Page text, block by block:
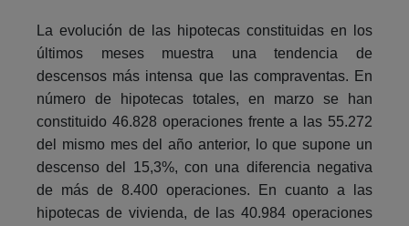
La evolución de las hipotecas constituidas en los
últimos meses muestra una tendencia de
descensos más intensa que las compraventas. En
número de hipotecas totales, en marzo se han
constituido 46.828 operaciones frente a las 55.272
del mismo mes del año anterior, lo que supone un
descenso del 15,3%, con una diferencia negativa
de más de 8.400 operaciones. En cuanto a las
hipotecas de vivienda, de las 40.984 operaciones